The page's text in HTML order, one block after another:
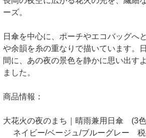
ーズ。
日傘を中心に、ポーチやエコバッグへ
や余韻を糸の重なりで描いています。
間に、あの夜の景色を静かに思い出す
ました。
商品情報：
大花火の夜のまち｜晴雨兼用日傘 (3
ネイビー/ベージュ/ブルーグレー